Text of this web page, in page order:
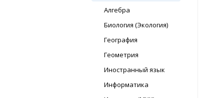
Алгебра
Биология (Экология)
География
Геометрия
Иностранный язык
Информатика